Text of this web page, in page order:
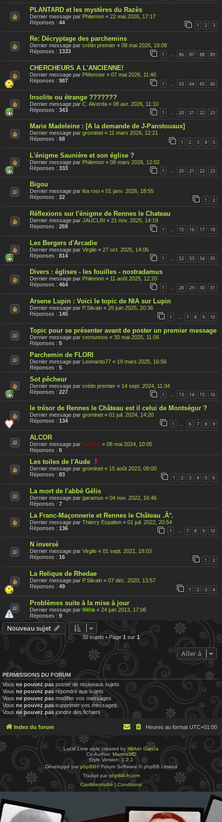
o
r
t
PLANTARD et les mystères du Razès
Dernier message par Philemon « 22 mai 2026, 17:17
Réponses : 44 1 2 3
Re: Décryptage des parchemins
Dernier message par crétin premier « 08 mai 2026, 19:08
Réponses : 1333 1 86 87 88 89
CHERCHEURS A L'ANCIENNE!
Dernier message par PMensior « 07 mai 2026, 11:40
Réponses : 987 1 63 64 65 66
Insolite ou étrange ???????
Dernier message par C. Alverda « 08 avr. 2026, 11:10
Réponses : 343 1 … 20 21 22 23
Marie Madeleine : [A la demande de J-Panstouaux]
Dernier message par grominet « 11 mars 2026, 12:21
Réponses : 68 1 2 3 4 5
L'énigme Saunière et son église ?
Dernier message par Philemon « 08 mars 2026, 12:02
Réponses : 333 1 … 20 21 22 23
Bigou
Dernier message par léa rosi « 01 janv. 2026, 18:55
Réponses : 22 1 2
Réflexions sur l'énigme de Rennes le Chateau
Dernier message par JAUCLIN « 21 nov. 2025, 14:19
Réponses : 269 1 15 16 17 18
Les Bergers d'Arcadie
Dernier message par Virgile « 27 oct. 2025, 14:06
Réponses : 814 1 … 52 53 54 55
Divers : églises - les fouilles - nostradamus
Dernier message par Philemon « 11 août 2025, 12:20
Réponses : 464 1 28 29 30 31
Arsene Lupin : Voici le topic de NIA sur Lupin
Dernier message par P.Silvain « 26 juin 2025, 20:36
Réponses : 145 1 7 8 9 10
Topic pour se présenter avant de poster un premier message
Dernier message par cernunnos « 30 mai 2025, 11:06
Réponses : 5
Parchemin de FLORI
Dernier message par Leonardo77 « 19 mars 2025, 16:56
Réponses : 5
Sot pêcheur
Dernier message par crétin premier « 14 sept. 2024, 11:34
Réponses : 227 1 … 13 14 15 16
le trésor de Rennes le Château est il celui de Montségur ?
Dernier message par grominet « 01 juil. 2024, 14:20
Réponses : 134 1 6 7 8 9
ALCOR
Dernier message par cardou « 08 mai 2024, 10:05
Réponses : 6
Les toiles de l'Aude
e
s
e
t
t
é
r
o
Dernier message par grominet « 15 août 2023, 09:00
Réponses : 83 1 2 3 4 5 6
La mort de l'abbé Gélis
Dernier message par garamus « 04 nov. 2022, 16:46
Réponses : 7
La Franc-Maçonnerie et Rennes le Château .Â°.
Dernier message par Thierry Espalion « 01 juil. 2022, 20:54
Réponses : 136 1 … 7 8 9 10
N inversé
Dernier message par Virgile « 01 sept. 2021, 18:03
Réponses : 16 1 2
La Relique de Rhedae
Dernier message par P.Silvain « 07 déc. 2020, 13:57
Réponses : 49 1 2 3 4
Problèmes suite à la mise à jour
Dernier message par ®i©o « 24 juin 2013, 17:06
Réponses : 9
Nouveau sujet
32 sujets • Page 1 sur 1
Aller à
PERMISSIONS DU FORUM
Vousne pouvez pas poster de nouveaux sujets
Vousne pouvez pasrépondre aux sujets
Vous ne pouvez pas modifier vos messages
Vous ne pouvez passupprimer vos messages
Vous ne pouvez pasjoindre des fichiers
Index du forum Heures au format UTC+01:00
Lucid Lime style created by Melvin García
Co-Author: MannixMD
Style Version: 1.2.1
Développé parphpBB® Forum Software © phpBB Limited
Traduit parphpBB-fr.com
Confidentialité|Conditions